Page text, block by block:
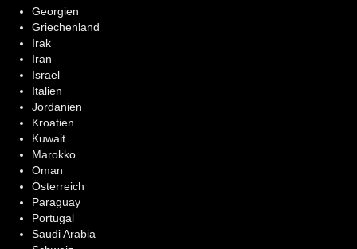
Georgien
Griechenland
Irak
Iran
Israel
Italien
Jordanien
Kroatien
Kuwait
Marokko
Oman
Österreich
Paraguay
Portugal
Saudi Arabia